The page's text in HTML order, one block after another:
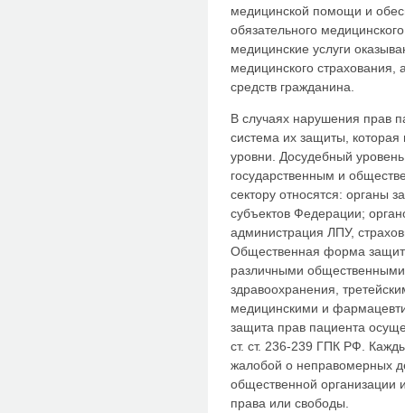
медицинской помощи и
обязательного
медицинские услуги
медицинского страхования,
средств гражданина.
В случаях нарушения прав
система их защиты,
уровни. Досудебный
государственным и
сектору относятся: органы
субъектов Федерации;
администрация ЛПУ,
Общественная форма
различными
здравоохранения,
медицинскими и
защита прав пациента
ст. ст. 236-239 ГПК РФ.
жалобой о неправомерных
общественной организации
права или свободы.